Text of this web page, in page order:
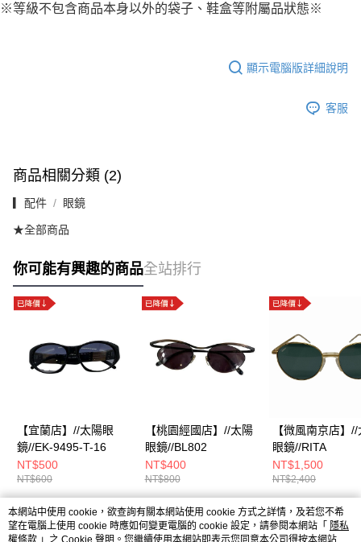
※等級不包含商品本身以外的袋子、鞋盒等附屬品狀態※
顯示電腦版詳細說明
客服
商品相關分類 (2)
▎配件 眼鏡
★全部商品
你可能有興趣的商品全站排行
【宜蘭店】//太陽眼
鏡//EK-9495-T-16
NT$500
NT$600
【桃園經國店】//太陽
眼鏡//BL802
NT$400
NT$800
【微風南京店】
眼鏡//RITA
NT$1,500
NT$2,400
熱門標籤
本網站中使用 cookie，欲查詢有關本網站使用 cookie 方式之詳情，及若您不希
望在電腦上使用 cookie 時應如何變更電腦的 cookie 設定，請參閱本網站「 隱私
權條款 」之 Cookie 聲明。您繼續使用本網站即表示您同意本公司得按本網站使